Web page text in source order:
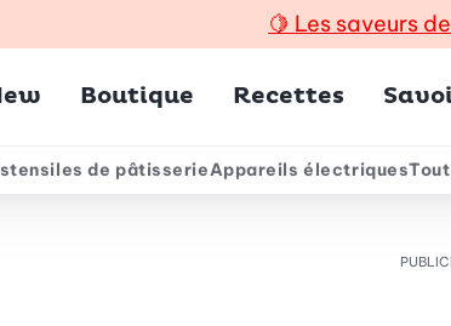
🍋 Les saveurs
principal
Boutique Recettes
de pâtisserieAppareils électriques